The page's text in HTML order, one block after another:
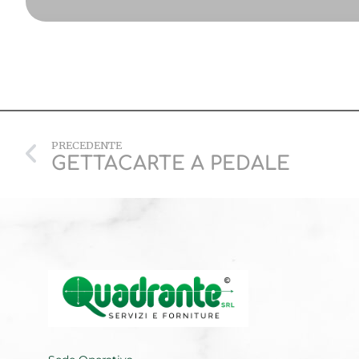
PRECEDENTE
GETTACARTE A PEDALE